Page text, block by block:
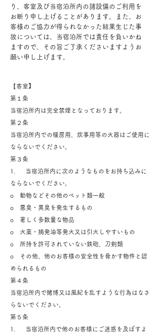
り、客室及び当宿泊所内の諸設備のご利用を
お断り申し上げることがあります。また、お
客様のご協力が得られなかった結果生じた事
故については、当宿泊所では責任を負いかね
ますので、その旨ご了承くださいますようお
願い申し上げます。
【 客室】
第１条
当宿泊所内は完全禁煙となっております。
第２条
当宿泊所内での暖房用、炊事用等の火器はご使用に
ならないでください。
第３条
1. 当宿泊所内に次のようなものをお持ち込みに
ならないでください。
o 動物などその他のペット類一般
o 悪臭・異臭を発生するもの
o 著しく多数量な物品
o 火薬・摘発油等発火又は引火しやすいもの
o 所持を許可されていない鉄砲、刀剣類
o その他、他のお客様の安全性を脅かす物件と認
められるもの
第４条
当宿泊所内で賭博又は風紀を乱すような行為はなさ
らないでください。
第５条
1. 当宿泊所内で他のお客様にご迷惑を及ぼすよ